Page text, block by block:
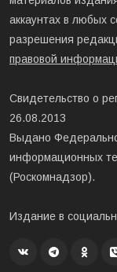
аккаунтах в любых
разрешения
правовой
Свидетельство о
26.08.2013
Выдано
информационных
(Роскомнадзор).
Издание в